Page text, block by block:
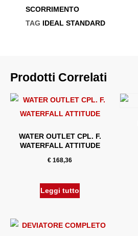
SCORRIMENTO
TAG IDEAL STANDARD
Prodotti Correlati
WATER OUTLET CPL. F.
WATERFALL ATTITUDE
€ 168,36
Leggi tutto